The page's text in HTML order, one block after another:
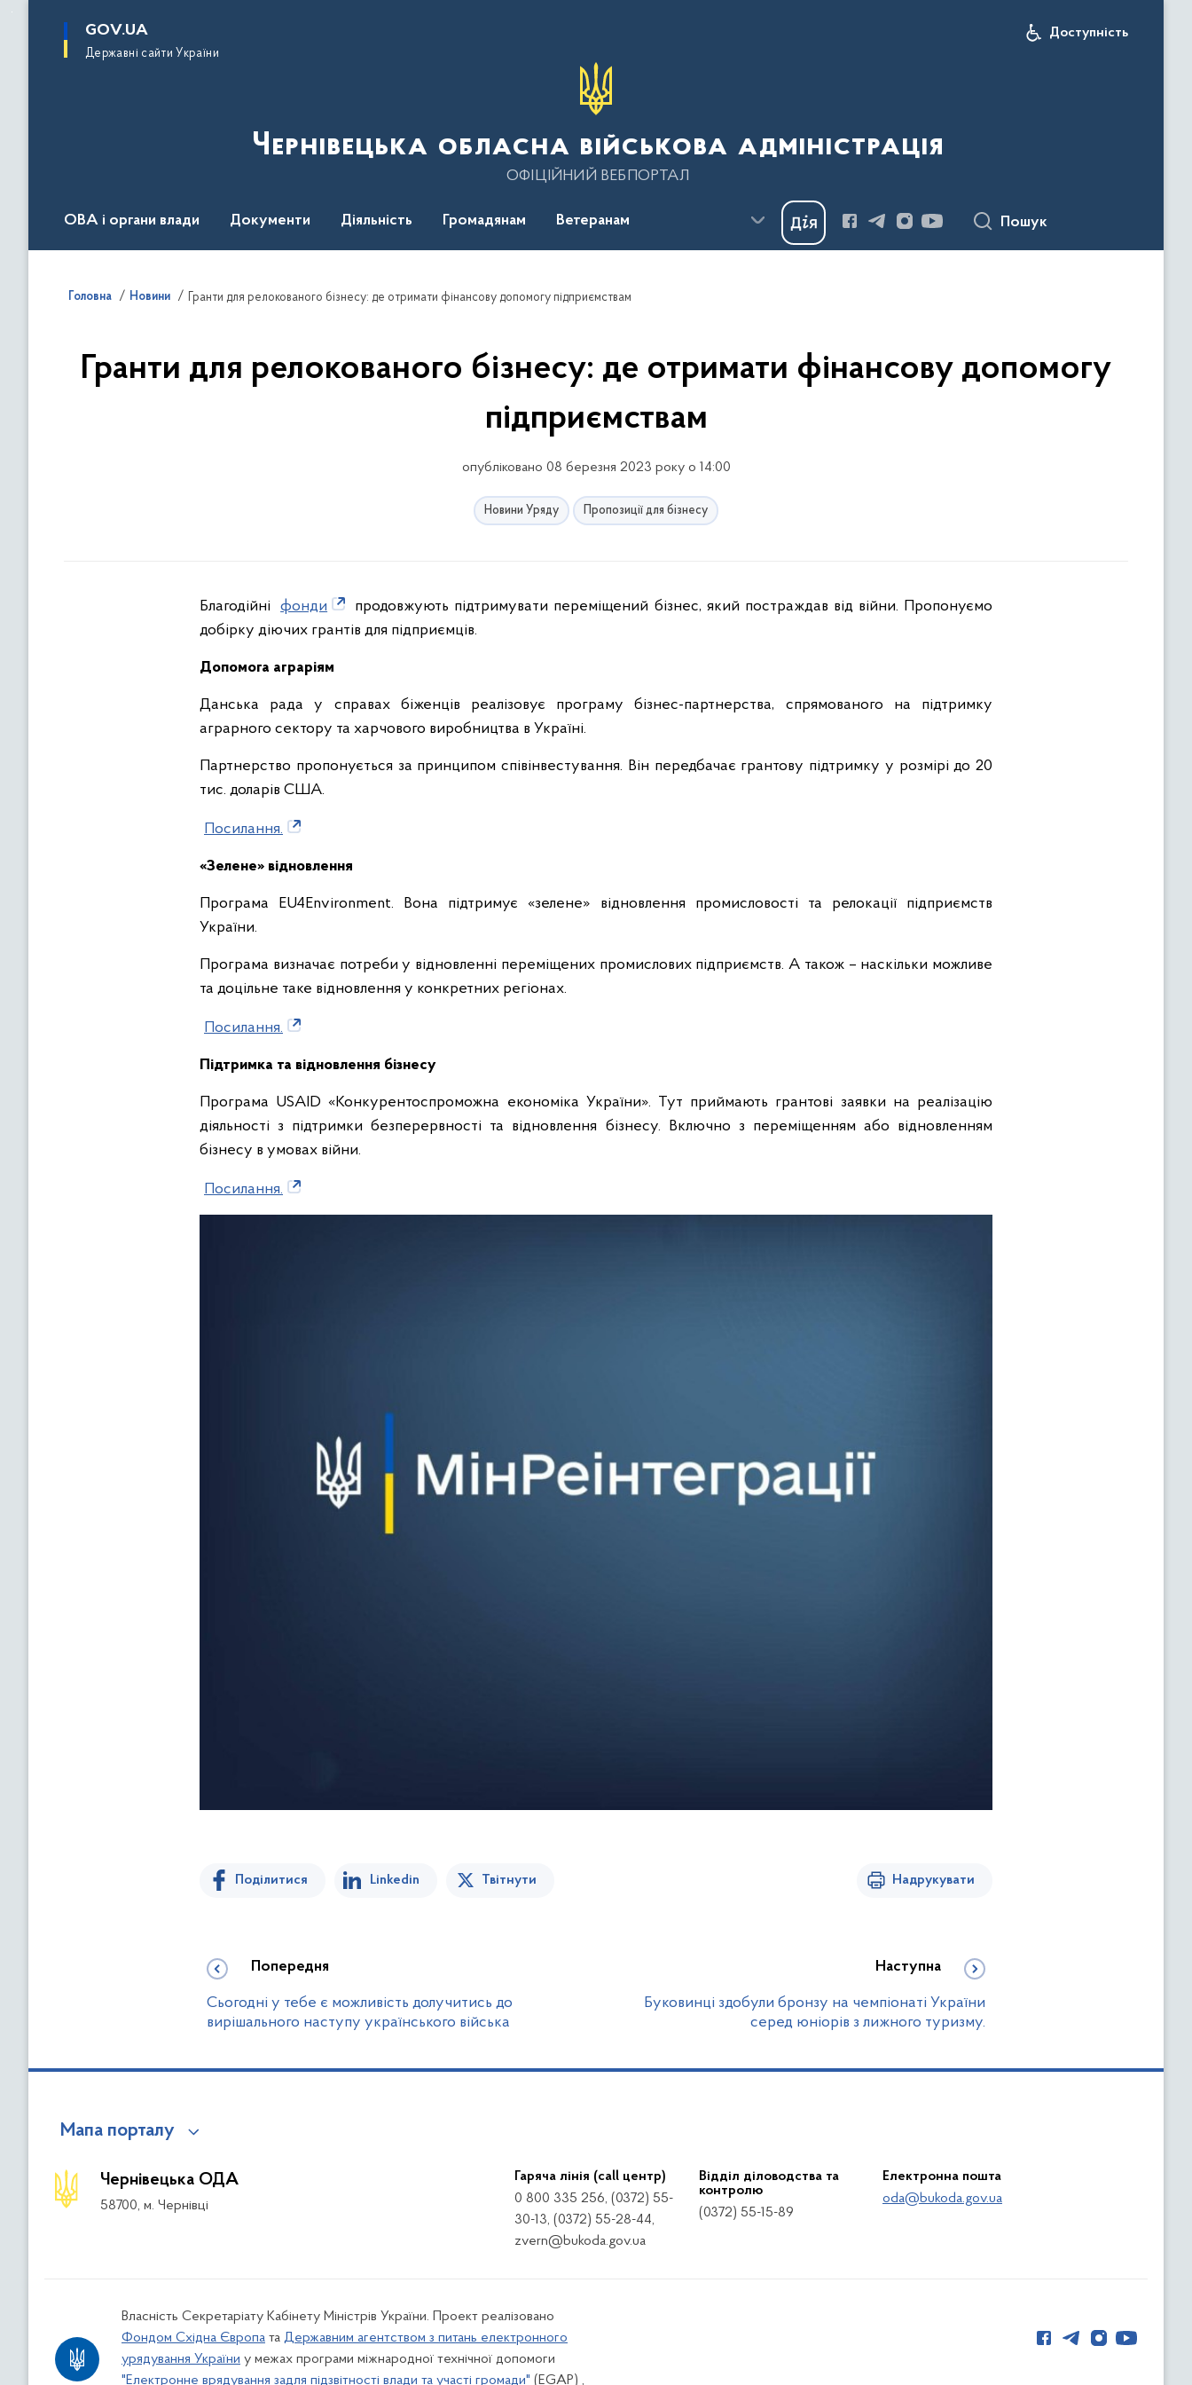
основного
GOV.UA
Державні сайти України
Доступність
Чернівецька обласна військова адміністрація
ОФІЦІЙНИЙ ВЕБПОРТАЛ
ОВА і органи влади Документи Діяльність Громадянам Ветеранам Пошук
Головна Новини Гранти для релокованого бізнесу: де отримати фінансову допомогу підприємствам
Гранти для релокованого бізнесу: де отримати фінансову допомогу
підприємствам
опубліковано 08 березня 2023 року о 14:00
Новини Уряду Пропозиції для бізнесу
Благодійні фонди
продовжують підтримувати переміщений бізнес, який постраждав від війни. Пропонуємо
добірку діючих грантів для підприємців.
Допомога аграріям
Данська рада у справах біженців реалізовує програму бізнес-партнерства, спрямованого на підтримку
аграрного сектору та харчового виробництва в Україні.
Партнерство пропонується за принципом співінвестування. Він передбачає грантову підтримку у розмірі до 20
тис. доларів США.
Посилання.
«Зелене» відновлення
Програма EU4Environment. Вона підтримує «зелене» відновлення промисловості та релокації підприємств
України.
Програма визначає потреби у відновленні переміщених промислових підприємств. А також – наскільки можливе
та доцільне таке відновлення у конкретних регіонах.
Посилання.
Підтримка та відновлення бізнесу
Програма USAID «Конкурентоспроможна економіка України». Тут приймають грантові заявки на реалізацію
діяльності з підтримки безперервності та відновлення бізнесу. Включно з переміщенням або відновленням
бізнесу в умовах війни.
Посилання.
Поділитися Linkedin Твітнути Надрукувати
Попередня
Сьогодні у тебе є можливість долучитись до
вирішального наступу українського війська
Наступна
Буковинці здобули бронзу на чемпіонаті України
серед юніорів з лижного туризму.
Мапа порталу
Чернівецька ОДА
58700, м. Чернівці
Гаряча лінія (call центр)
0 800 335 256, (0372) 55-
30-13, (0372) 55-28-44,
zvern@bukoda.gov.ua
Відділ діловодства та
контролю
(0372) 55-15-89
Електронна пошта
oda@bukoda.gov.ua
Власність Секретаріату Кабінету Міністрів України. Проект реалізовано
Фондом Східна Європа та Державним агентством з питань електронного
урядування України у межах програми міжнародної технічної допомоги
"Електронне врядування задля підзвітності влади та участі громади" (EGAP) ,